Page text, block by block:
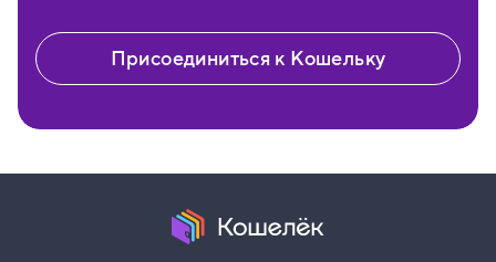
Присоединиться к Кошельку